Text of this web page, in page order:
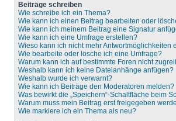
Beiträge schreiben
Wie schreibe ich ein Thema?
Wie kann ich einen Beitrag bearbeiten oder
Wie kann ich meinem Beitrag eine Signatur
Wie kann ich eine Umfrage erstellen?
Wieso kann ich nicht mehr Antwortmöglichkeiten
Wie bearbeite oder lösche ich eine Umfrage?
Warum kann ich auf bestimmte Foren nicht
Weshalb kann ich keine Dateianhänge anfügen?
Weshalb wurde ich verwarnt?
Wie kann ich Beiträge den Moderatoren melden?
Was bewirkt die „Speichern“-Schaltfläche beim
Warum muss mein Beitrag erst freigegeben
Wie markiere ich ein Thema als neu?